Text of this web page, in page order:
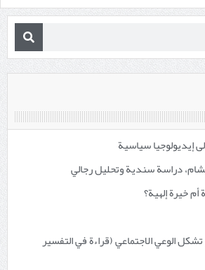
إيديولوجيا سياسية
دراسة سندية وتحليل رجالي
أم خيرة إلهية؟
الوعي الاجتماعي (قراءة في التفسير